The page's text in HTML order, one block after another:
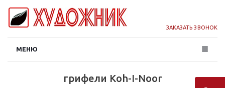
ЗАКАЗАТЬ ЗВОНОК
МЕНЮ
грифели Koh-I-Noor